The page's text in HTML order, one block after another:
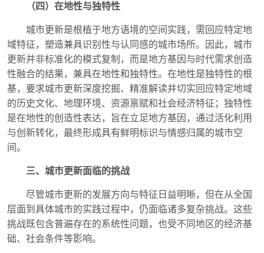
（四）在地性与独特性
城市更新是根植于地方语境的空间实践，需回应特定地
域特征，塑造兼具识别性与认同感的城市场所。因此，城市
更新并非标准化的模式复制，而是地方基因与时代需求创造
性融合的结果，兼具在地性和独特性。在地性是独特性的根
基，要求城市更新深度挖掘、精准解读并切实回应特定地域
的历史文化、地理环境、资源禀赋和社会经济特征；独特性
是在地性的创造性表达，旨在立足地方基因，通过活化利用
与创新转化，最终形成具有鲜明标识与情感归属的城市空
间。
三、城市更新面临的挑战
尽管城市更新的发展方向与特征日益明晰，但在从全国
层面到具体城市的实践过程中，仍面临诸多复杂挑战。这些
挑战既包含普遍存在的系统性问题，也受不同地区的经济基
础、社会条件等影响。